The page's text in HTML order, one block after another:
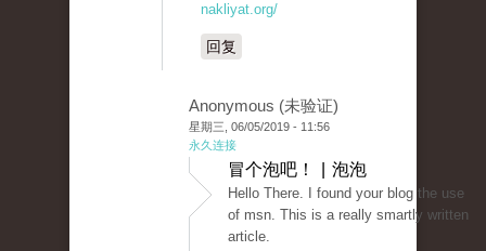
nakliyat.org/
回复
Anonymous (未验证)
星期三, 06/05/2019 - 11:56
永久连接
冒个泡吧！ | 泡泡
Hello There. I found your blog the use
of msn. This is a really smartly written
article.